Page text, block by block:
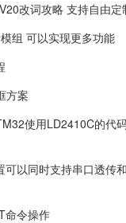
改词攻略 支持自由定
组 可以实现更多功能
方案
使用LD2410C的代码
可以同时支持串口透传和
命令操作